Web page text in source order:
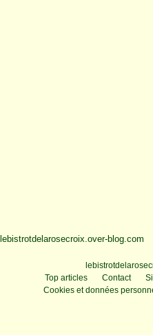
lebistrotdelarosecroix.over-blog.com
Top articles
Contact
Cookies et données